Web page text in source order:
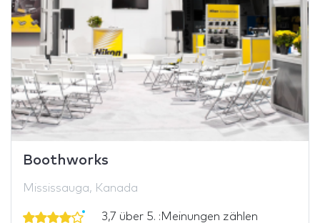
Boothworks
Mississauga, Kanada
3,7 über 5. :Meinungen zählen